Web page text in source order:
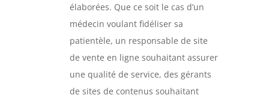
élaborées. Que ce soit le cas d’un
médecin voulant fidéliser sa
patientèle, un responsable de site
de vente en ligne souhaitant assurer
une qualité de service, des gérants
de sites de contenus souhaitant